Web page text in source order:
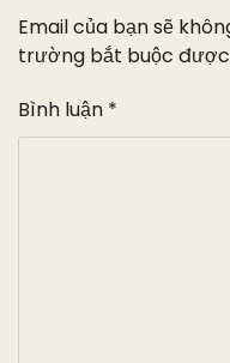
Email của bạn sẽ
trường bắt buộc
Bình luận *